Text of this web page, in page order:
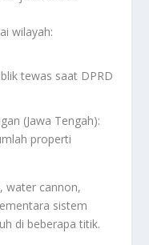
wilayah:
tewas saat DPRD
(Jawa Tengah):
properti
water cannon,
sistem
di beberapa titik.